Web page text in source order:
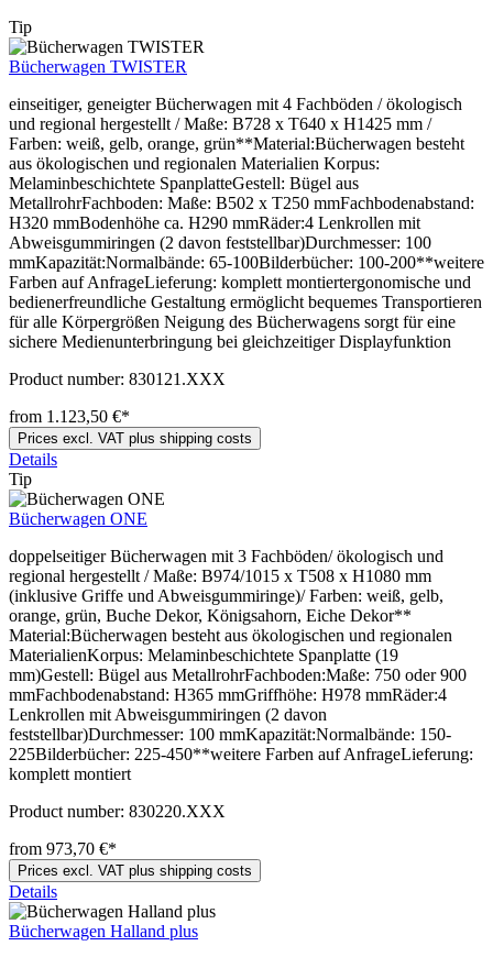
Tip
Bücherwagen TWISTER
einseitiger, geneigter Bücherwagen mit 4 Fachböden / ökologisch
und regional hergestellt / Maße: B728 x T640 x H1425 mm /
Farben: weiß, gelb, orange, grün**Material:Bücherwagen besteht
aus ökologischen und regionalen Materialien Korpus:
Melaminbeschichtete SpanplatteGestell: Bügel aus
MetallrohrFachboden: Maße: B502 x T250 mmFachbodenabstand:
H320 mmBodenhöhe ca. H290 mmRäder:4 Lenkrollen mit
Abweisgummiringen (2 davon feststellbar)Durchmesser: 100
mmKapazität:Normalbände: 65-100Bilderbücher: 100-200**weitere
Farben auf AnfrageLieferung: komplett montiertergonomische und
bedienerfreundliche Gestaltung ermöglicht bequemes Transportieren
für alle Körpergrößen Neigung des Bücherwagens sorgt für eine
sichere Medienunterbringung bei gleichzeitiger Displayfunktion
Product number: 830121.XXX
from 1.123,50 €*
Prices excl. VAT plus shipping costs
Details
Tip
Bücherwagen ONE
doppelseitiger Bücherwagen mit 3 Fachböden/ ökologisch und
regional hergestellt / Maße: B974/1015 x T508 x H1080 mm
(inklusive Griffe und Abweisgummiringe)/ Farben: weiß, gelb,
orange, grün, Buche Dekor, Königsahorn, Eiche Dekor**
Material:Bücherwagen besteht aus ökologischen und regionalen
MaterialienKorpus: Melaminbeschichtete Spanplatte (19
mm)Gestell: Bügel aus MetallrohrFachboden:Maße: 750 oder 900
mmFachbodenabstand: H365 mmGriffhöhe: H978 mmRäder:4
Lenkrollen mit Abweisgummiringen (2 davon
feststellbar)Durchmesser: 100 mmKapazität:Normalbände: 150-
225Bilderbücher: 225-450**weitere Farben auf AnfrageLieferung:
komplett montiert
Product number: 830220.XXX
from 973,70 €*
Prices excl. VAT plus shipping costs
Details
Bücherwagen Halland plus